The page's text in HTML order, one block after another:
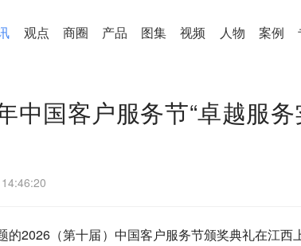
观点 商圈 产品 图集 视频 人物 案例
中国客户服务节“卓越服
的2026（第十届）中国客户服务节颁奖典礼在江西